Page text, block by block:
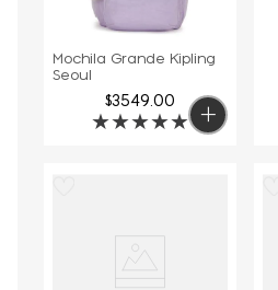
Mochila Grande Kipling
Seoul
$3549.00
★★★★★